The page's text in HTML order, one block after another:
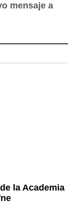
mensaje a
la Academia